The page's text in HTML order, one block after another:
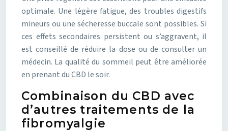
optimale. Une légère fatigue, des troubles digestifs
mineurs ou une sécheresse buccale sont possibles. Si
ces effets secondaires persistent ou s’aggravent, il
est conseillé de réduire la dose ou de consulter un
médecin. La qualité du sommeil peut être améliorée
en prenant du CBD le soir.
Combinaison du CBD avec
d’autres traitements de la
fibromyalgie